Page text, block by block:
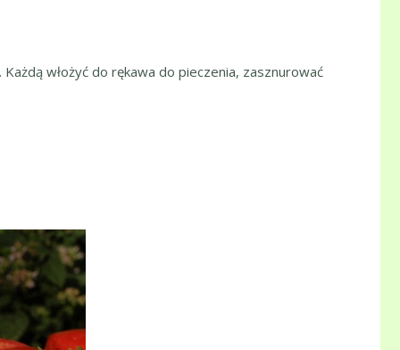
włożyć do rękawa do pieczenia, zasznurować